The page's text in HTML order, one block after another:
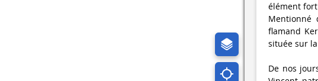
élément fort
Mentionné
flamand
située sur
De nos